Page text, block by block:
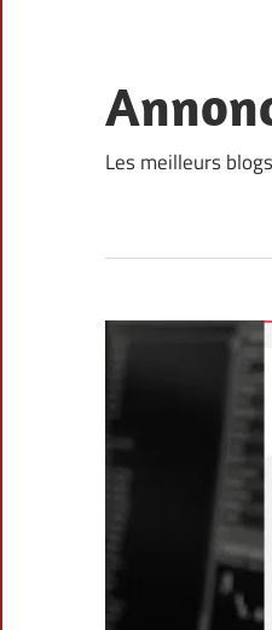
content
Les meilleurs